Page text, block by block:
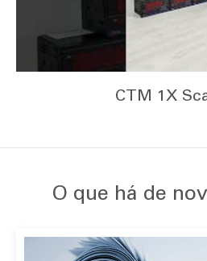
CTM 1X
O que há de